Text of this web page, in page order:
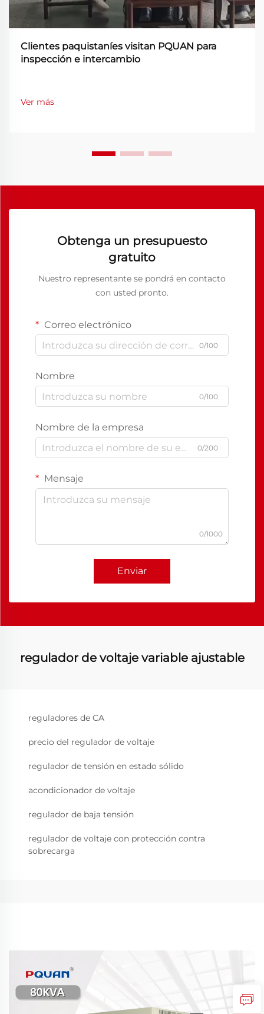
Clientes paquistaníes visitan PQUAN para
inspección e intercambio
Ver más
Obtenga un presupuesto
gratuito
Nuestro representante se pondrá en contacto
con usted pronto.
Correo electrónico
0/100
Nombre
0/100
Nombre de la empresa
0/200
Mensaje
0/1000
Enviar
regulador de voltaje variable ajustable
reguladores de CA
precio del regulador de voltaje
regulador de tensión en estado sólido
acondicionador de voltaje
regulador de baja tensión
regulador de voltaje con protección contra
sobrecarga